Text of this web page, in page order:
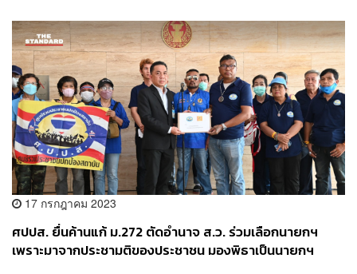
17 กรกฎาคม 2023
ศปปส. ยื่นค้านแก้ ม.272 ตัดอำนาจ ส.ว.​ ร่วมเลือกนายกฯ
เพราะมาจากประชามติของประชาชน มองพิธาเป็นนายกฯ